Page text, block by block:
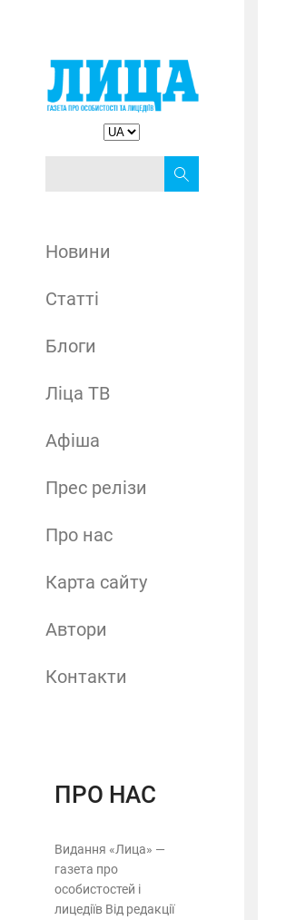
Новини
Статті
Блоги
Ліца ТВ
Афіша
Прес релізи
Про нас
Карта сайту
Автори
Контакти
ПРО НАС
Видання «Лица» —
газета про
особистостей і
лицедіїв Від редакції